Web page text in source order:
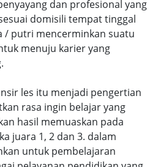
dan profesional yang
domisili tempat tinggal
/ putri mencerminkan suatu
menuju karier yang
les itu menjadi pengertian
rasa ingin belajar yang
hasil memuaskan pada
juara 1, 2 dan 3. dalam
untuk pembelajaran